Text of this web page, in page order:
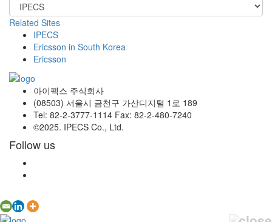
Related Sites
IPECS
Ericsson in South Korea
Ericsson
아이펙스 주식회사
(08503) 서울시 금천구 가산디지털 1로 189
Tel: 82-2-3777-1114 Fax: 82-2-480-7240
©2025. IPECS Co., Ltd.
Follow us